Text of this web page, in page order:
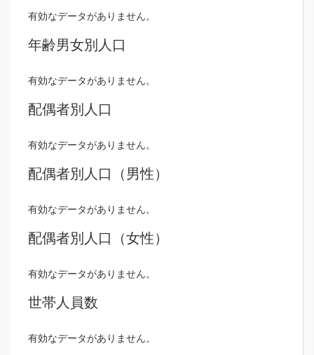
有効なデータがありません。
年齢男女別人口
有効なデータがありません。
配偶者別人口
有効なデータがありません。
配偶者別人口（男性）
有効なデータがありません。
配偶者別人口（女性）
有効なデータがありません。
世帯人員数
有効なデータがありません。